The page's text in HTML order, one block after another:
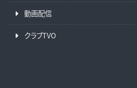
動画配信
クラブTVO